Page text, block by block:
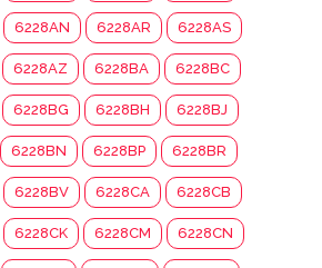
6228AN 6228AR 6228AS
6228AZ 6228BA 6228BC
6228BG 6228BH 6228BJ
6228BN 6228BP 6228BR
6228BV 6228CA 6228CB
6228CK 6228CM 6228CN